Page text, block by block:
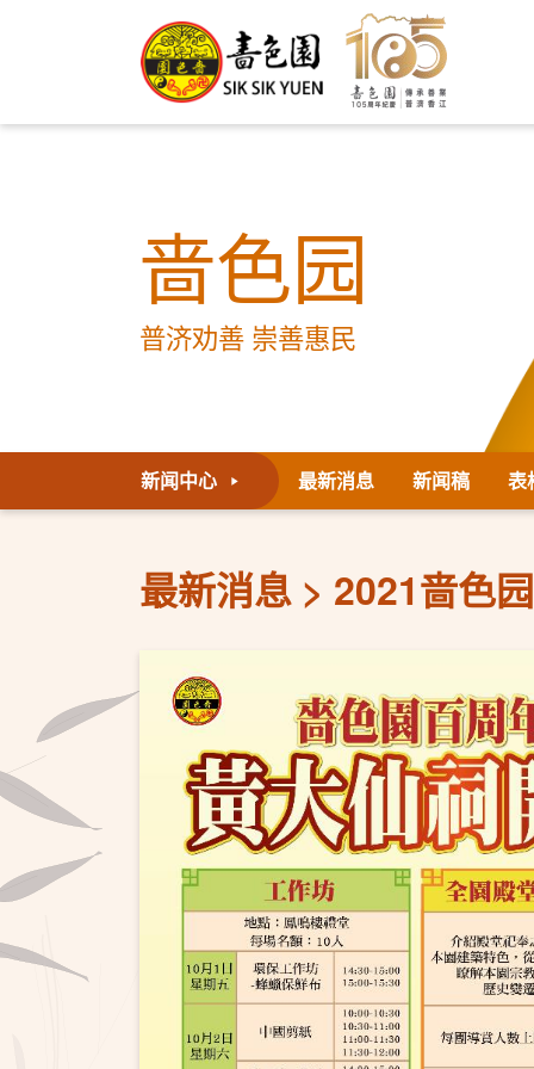
啬色园
普济劝善 崇善惠民
新闻中心 最新消息 新闻稿 表
最新消息 2021啬色